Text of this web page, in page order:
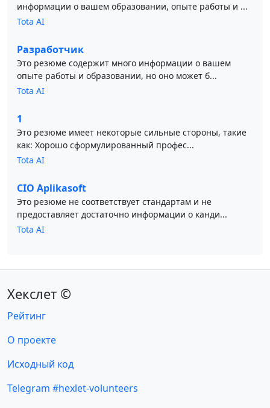
информации о вашем образовании, опыте работы и ...
Tota AI
Разработчик
Это резюме содержит много информации о вашем
опыте работы и образовании, но оно может б...
Tota AI
1
Это резюме имеет некоторые сильные стороны, такие
как: Хорошо сформулированный профес...
Tota AI
CIO Aplikasoft
Это резюме не соответствует стандартам и не
предоставляет достаточно информации о канди...
Tota AI
Хекслет ©
Рейтинг
О проекте
Исходный код
Telegram #hexlet-volunteers